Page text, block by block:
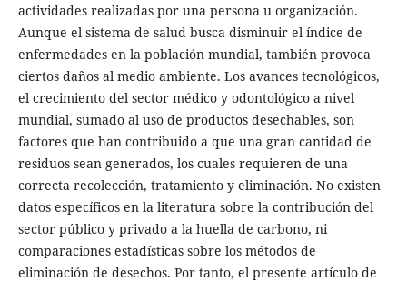
actividades realizadas por una persona u organización.
Aunque el sistema de salud busca disminuir el índice de
enfermedades en la población mundial, también provoca
ciertos daños al medio ambiente. Los avances tecnológicos,
el crecimiento del sector médico y odontológico a nivel
mundial, sumado al uso de productos desechables, son
factores que han contribuido a que una gran cantidad de
residuos sean generados, los cuales requieren de una
correcta recolección, tratamiento y eliminación. No existen
datos específicos en la literatura sobre la contribución del
sector público y privado a la huella de carbono, ni
comparaciones estadísticas sobre los métodos de
eliminación de desechos. Por tanto, el presente artículo de